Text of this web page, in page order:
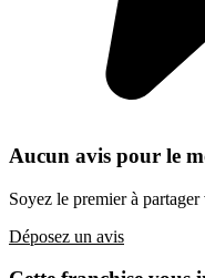
Aucun avis pour le
Soyez le premier à
Déposez un avis